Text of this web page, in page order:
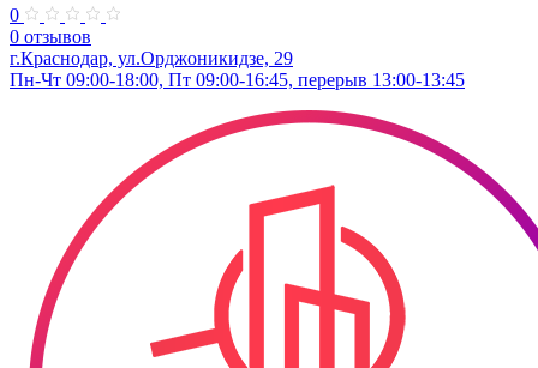
0
0 отзывов
г.Краснодар, ул.​Орджоникидзе, 29
Пн-Чт 09:00-18:00, Пт 09:00-16:45, перерыв 13:00-13:45